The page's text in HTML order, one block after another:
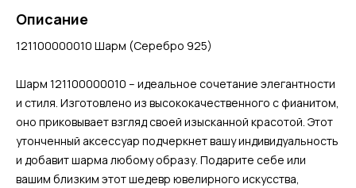
Описание
121100000010 Шарм (Серебро 925)
Шарм 121100000010 – идеальное сочетание элегантности
и стиля. Изготовлено из высококачественного с фианитом,
оно приковывает взгляд своей изысканной красотой. Этот
утонченный аксессуар подчеркнет вашу индивидуальность
и добавит шарма любому образу. Подарите себе или
вашим близким этот шедевр ювелирного искусства,